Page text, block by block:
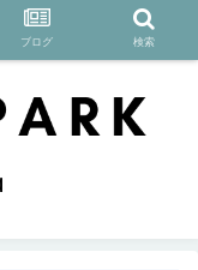
ブログ 検索